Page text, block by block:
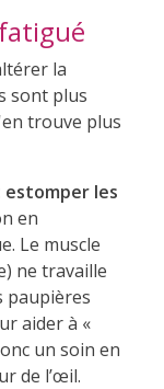
la
sont plus
trouve plus
les
en
Le muscle
ne travaille
paupières
aider à «
un soin en
de l’œil.